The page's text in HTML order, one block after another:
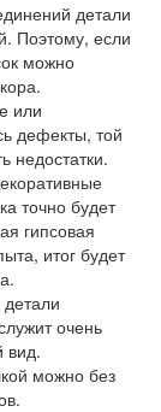
детали
Поэтому, если
можно
или
дефекты, той
недостатки.
точно будет
гипсовая
итог будет
очень
вид.
можно без